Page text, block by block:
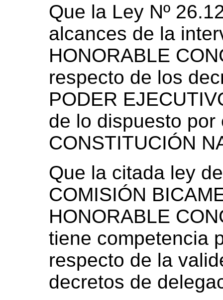
Que la Ley Nº
alcances de la
HONORABLE
respecto de los
PODER
de lo dispuesto
CONSTITUCIÓN
Que la citada ley
COMISIÓN
HONORABLE
tiene competencia
respecto de la
decretos de